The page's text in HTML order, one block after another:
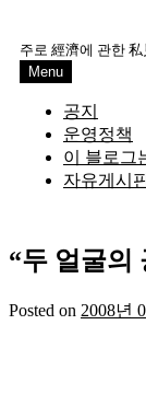
content
주로 經濟에 관한
Menu
공지
운영정책
이 블로그
자유게시
“두 얼굴의
Posted on 2008년